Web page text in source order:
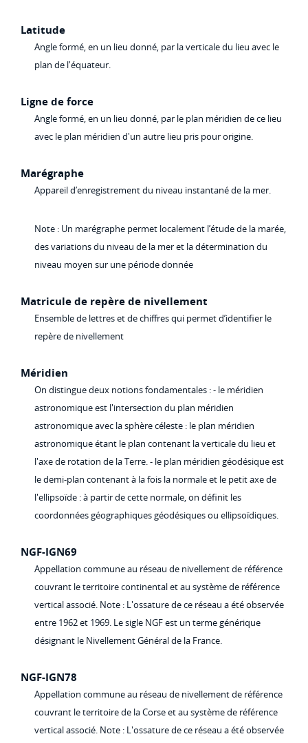
Latitude
Angle formé, en un lieu donné, par la verticale du lieu avec le
plan de l'équateur.
Ligne de force
Angle formé, en un lieu donné, par le plan méridien de ce lieu
avec le plan méridien d'un autre lieu pris pour origine.
Marégraphe
Appareil d’enregistrement du niveau instantané de la mer.
Note : Un marégraphe permet localement l’étude de la marée,
des variations du niveau de la mer et la détermination du
niveau moyen sur une période donnée
Matricule de repère de nivellement
Ensemble de lettres et de chiffres qui permet d’identifier le
repère de nivellement
Méridien
On distingue deux notions fondamentales : - le méridien
astronomique est l'intersection du plan méridien
astronomique avec la sphère céleste : le plan méridien
astronomique étant le plan contenant la verticale du lieu et
l'axe de rotation de la Terre. - le plan méridien géodésique est
le demi-plan contenant à la fois la normale et le petit axe de
l'ellipsoïde : à partir de cette normale, on définit les
coordonnées géographiques géodésiques ou ellipsoïdiques.
NGF-IGN69
Appellation commune au réseau de nivellement de référence
couvrant le territoire continental et au système de référence
vertical associé. Note : L'ossature de ce réseau a été observée
entre 1962 et 1969. Le sigle NGF est un terme générique
désignant le Nivellement Général de la France.
NGF-IGN78
Appellation commune au réseau de nivellement de référence
couvrant le territoire de la Corse et au système de référence
vertical associé. Note : L'ossature de ce réseau a été observée